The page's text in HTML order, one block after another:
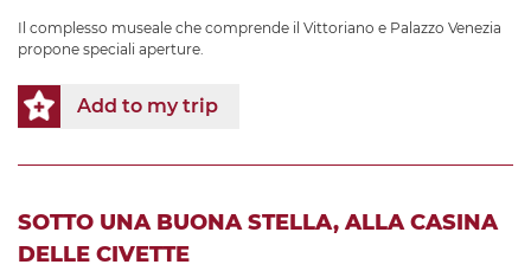
Il complesso museale che comprende il Vittoriano e Palazzo Venezia
propone speciali aperture.
Add to my trip
SOTTO UNA BUONA STELLA, ALLA CASINA
DELLE CIVETTE